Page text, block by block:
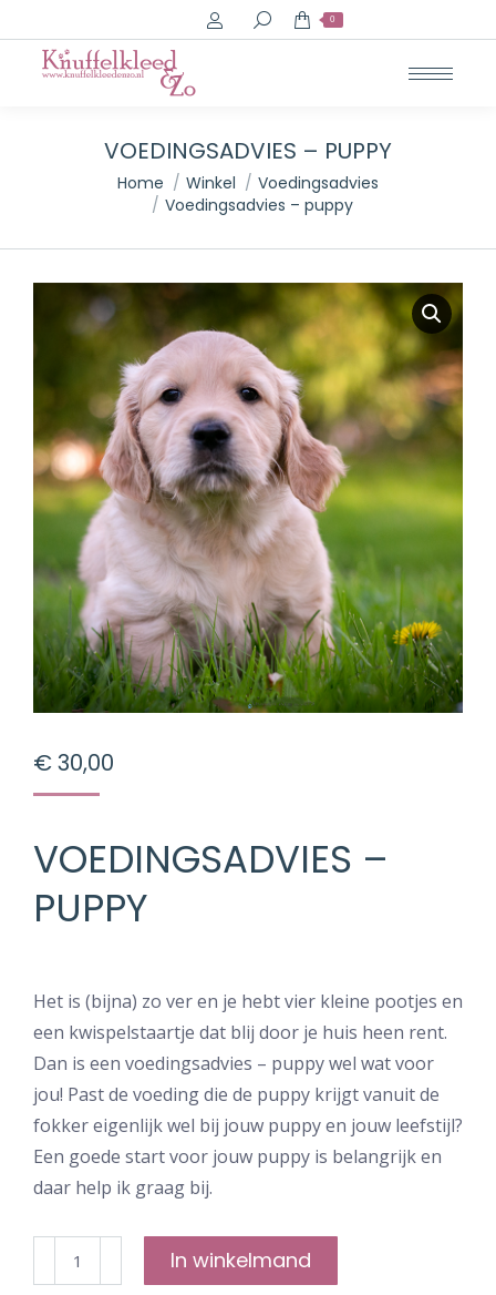
Search: 0
VOEDINGSADVIES – PUPPY
Je bent hier:Home Winkel
Voedingsadvies
Voedingsadvies – puppy
€30,00
VOEDINGSADVIES –
PUPPY
Het is (bijna) zo ver en je hebt vier kleine pootjes en
een kwispelstaartje dat blij door je huis heen rent.
Dan is een voedingsadvies – puppy wel wat voor
jou! Past de voeding die de puppy krijgt vanuit de
fokker eigenlijk wel bij jouw puppy en jouw leefstijl?
Een goede start voor jouw puppy is belangrijk en
daar help ik graag bij.
Voedingsadvies
-
In winkelmand